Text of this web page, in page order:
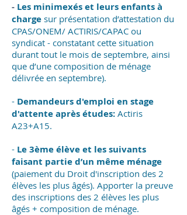
- Les minimexés et leurs enfants à
charge sur présentation d’attestation du
CPAS/ONEM/ ACTIRIS/CAPAC ou
syndicat - constatant cette situation
durant tout le mois de septembre, ainsi
que d’une composition de ménage
délivrée en septembre).
- Demandeurs d'emploi en stage
d'attente après études: Actiris
A23+A15.
​- Le 3ème élève et les suivants
faisant partie d’un même ménage
(paiement du Droit d'inscription des 2
élèves les plus âgés). Apporter la preuve
des inscriptions des 2 élèves les plus
âgés + composition de ménage.